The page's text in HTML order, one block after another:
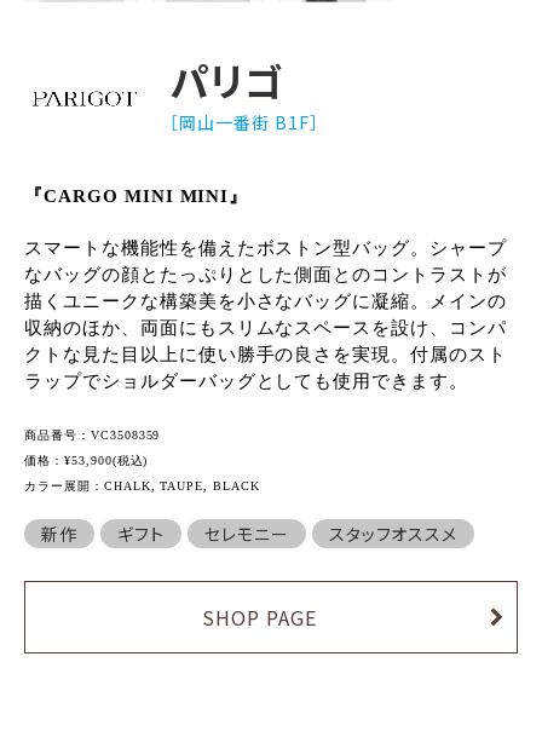
パリゴ
［岡山一番街 B1F］
『CARGO MINI MINI』
スマートな機能性を備えたボストン型バッグ。シャープ
なバッグの顔とたっぷりとした側面とのコントラストが
描くユニークな構築美を小さなバッグに凝縮。メインの
収納のほか、両面にもスリムなスペースを設け、コンパ
クトな見た目以上に使い勝手の良さを実現。付属のスト
ラップでショルダーバッグとしても使用できます。
商品番号：VC3508359
価格：¥53,900(税込)
カラー展開：CHALK, TAUPE, BLACK
新作 ギフト セレモニー スタッフオススメ
SHOP PAGE